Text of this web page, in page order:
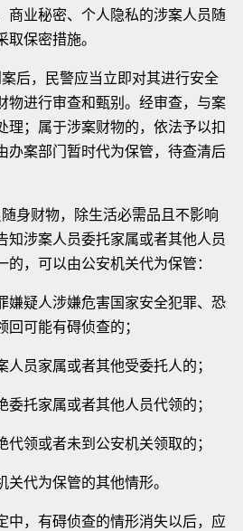
业秘密、个人隐私的涉案人员随
保密措施。
，民警应当立即对其进行安全
物进行审查和甄别。经审查，与案
理；属于涉案财物的，依法予以扣
办案部门暂时代为保管，待查清后
财物，除生活必需品且不影响
知涉案人员委托家属或者其他人员
，可以由公安机关代为保管：
疑人涉嫌危害国家安全犯罪、恐
可能有碍侦查的；
员家属或者其他受委托人的；
托家属或者其他人员代领的；
领或者未到公安机关领取的；
代为保管的其他情形。
，有碍侦查的情形消失以后，应